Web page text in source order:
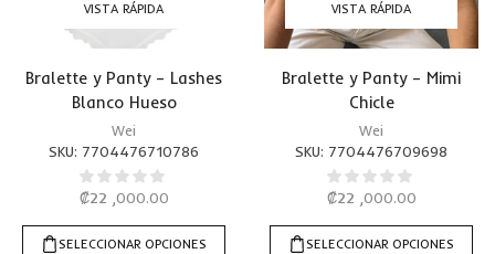
VISTA RÁPIDA
Bralette y Panty – Lashes
Blanco Hueso
Wei
SKU: 7704476710786
₡22 ,000.00
SELECCIONAR OPCIONES
VISTA RÁPIDA
Bralette y Panty – Mimi
Chicle
Wei
SKU: 7704476709698
₡22 ,000.00
SELECCIONAR OPCIONES